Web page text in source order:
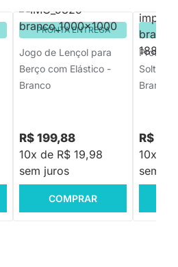
PRONTA ENTREGA
Jogo de Lençol para
Berço com Elástico -
Branco
R$ 199,88
10x de R$ 19,98
sem juros
COMPRAR
Protetor
Solteiro
Branco
R$
10x de
sem